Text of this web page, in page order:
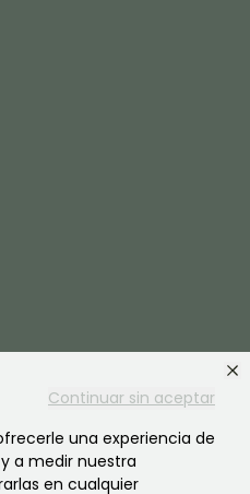
Continuar sin aceptar
una experiencia de
a medir nuestra
en cualquier